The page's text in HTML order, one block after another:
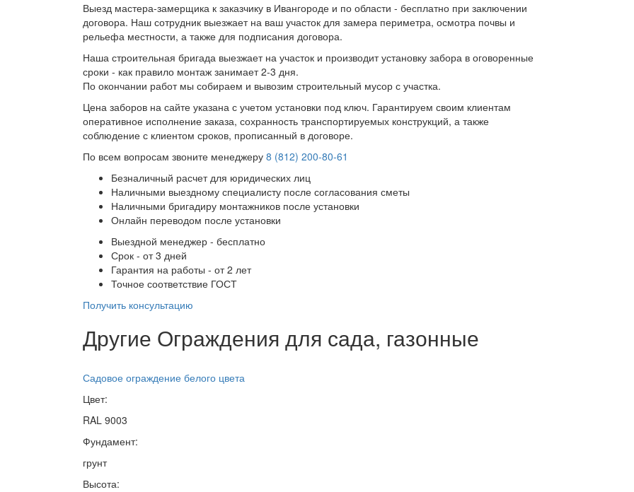
Выезд мастера-замерщика к заказчику в Ивангороде и по области - бесплатно при заключении
договора. Наш сотрудник выезжает на ваш участок для замера периметра, осмотра почвы и
рельефа местности, а также для подписания договора.
Наша строительная бригада выезжает на участок и производит установку забора в оговоренные
сроки - как правило монтаж занимает 2-3 дня.
По окончании работ мы собираем и вывозим строительный мусор с участка.
Цена заборов на сайте указана с учетом установки под ключ. Гарантируем своим клиентам
оперативное исполнение заказа, сохранность транспортируемых конструкций, а также
соблюдение с клиентом сроков, прописанный в договоре.
По всем вопросам звоните менеджеру 8 (812) 200-80-61
Безналичный расчет для юридических лиц
Наличными выездному специалисту после согласования сметы
Наличными бригадиру монтажников после установки
Онлайн переводом после установки
Выездной менеджер - бесплатно
Срок - от 3 дней
Гарантия на работы - от 2 лет
Точное соответствие ГОСТ
Получить консультацию
Другие Ограждения для сада, газонные
Садовое ограждение белого цвета
Цвет:
RAL 9003
Фундамент:
грунт
Высота: